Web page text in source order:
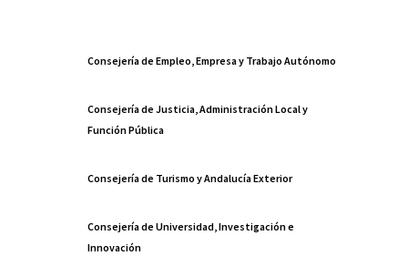
Consejería de Empleo, Empresa y Trabajo Autónomo
Consejería de Justicia, Administración Local y
Función Pública
Consejería de Turismo y Andalucía Exterior
Consejería de Universidad, Investigación e
Innovación